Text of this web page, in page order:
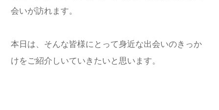
会いが訪れます。
本日は、そんな皆様にとって身近な出会いのきっか
けをご紹介しいていきたいと思います。